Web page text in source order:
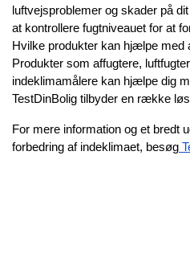
luftvejsproblemer og skader på
at kontrollere fugtniveauet for at
Hvilke produkter kan hjælpe med
Produkter som affugtere,
indeklimamålere kan hjælpe dig
TestDinBolig tilbyder en række
For mere information og et bredt
forbedring af indeklimaet, besøg